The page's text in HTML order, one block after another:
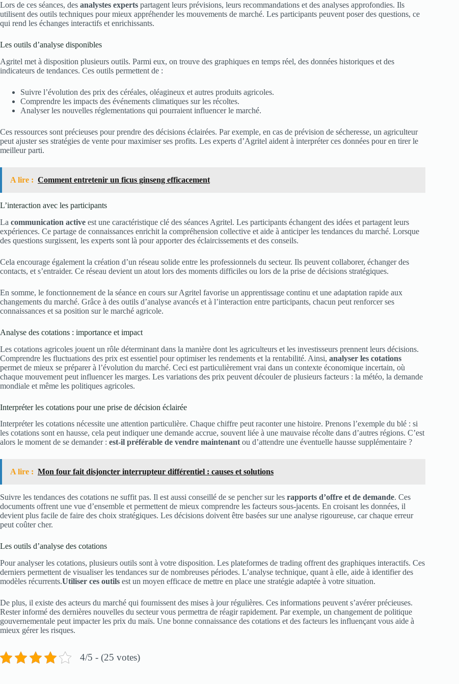
Lors de ces séances, des analystes experts partagent leurs prévisions, leurs recommandations et des analyses approfondies. Ils
utilisent des outils techniques pour mieux appréhender les mouvements de marché. Les participants peuvent poser des questions, ce
qui rend les échanges interactifs et enrichissants.
Les outils d’analyse disponibles
Agritel met à disposition plusieurs outils. Parmi eux, on trouve des graphiques en temps réel, des données historiques et des
indicateurs de tendances. Ces outils permettent de :
Suivre l’évolution des prix des céréales, oléagineux et autres produits agricoles.
Comprendre les impacts des événements climatiques sur les récoltes.
Analyser les nouvelles réglementations qui pourraient influencer le marché.
Ces ressources sont précieuses pour prendre des décisions éclairées. Par exemple, en cas de prévision de sécheresse, un agriculteur
peut ajuster ses stratégies de vente pour maximiser ses profits. Les experts d’Agritel aident à interpréter ces données pour en tirer le
meilleur parti.
A lire : Comment entretenir un ficus ginseng efficacement
L’interaction avec les participants
La communication active est une caractéristique clé des séances Agritel. Les participants échangent des idées et partagent leurs
expériences. Ce partage de connaissances enrichit la compréhension collective et aide à anticiper les tendances du marché. Lorsque
des questions surgissent, les experts sont là pour apporter des éclaircissements et des conseils.
Cela encourage également la création d’un réseau solide entre les professionnels du secteur. Ils peuvent collaborer, échanger des
contacts, et s’entraider. Ce réseau devient un atout lors des moments difficiles ou lors de la prise de décisions stratégiques.
En somme, le fonctionnement de la séance en cours sur Agritel favorise un apprentissage continu et une adaptation rapide aux
changements du marché. Grâce à des outils d’analyse avancés et à l’interaction entre participants, chacun peut renforcer ses
connaissances et sa position sur le marché agricole.
Analyse des cotations : importance et impact
Les cotations agricoles jouent un rôle déterminant dans la manière dont les agriculteurs et les investisseurs prennent leurs décisions.
Comprendre les fluctuations des prix est essentiel pour optimiser les rendements et la rentabilité. Ainsi, analyser les cotations
permet de mieux se préparer à l’évolution du marché. Ceci est particulièrement vrai dans un contexte économique incertain, où
chaque mouvement peut influencer les marges. Les variations des prix peuvent découler de plusieurs facteurs : la météo, la demande
mondiale et même les politiques agricoles.
Interpréter les cotations pour une prise de décision éclairée
Interpréter les cotations nécessite une attention particulière. Chaque chiffre peut raconter une histoire. Prenons l’exemple du blé : si
les cotations sont en hausse, cela peut indiquer une demande accrue, souvent liée à une mauvaise récolte dans d’autres régions. C’est
alors le moment de se demander : est-il préférable de vendre maintenant ou d’attendre une éventuelle hausse supplémentaire ?
A lire : Mon four fait disjoncter interrupteur différentiel : causes et solutions
Suivre les tendances des cotations ne suffit pas. Il est aussi conseillé de se pencher sur les rapports d’offre et de demande. Ces
documents offrent une vue d’ensemble et permettent de mieux comprendre les facteurs sous-jacents. En croisant les données, il
devient plus facile de faire des choix stratégiques. Les décisions doivent être basées sur une analyse rigoureuse, car chaque erreur
peut coûter cher.
Les outils d’analyse des cotations
Pour analyser les cotations, plusieurs outils sont à votre disposition. Les plateformes de trading offrent des graphiques interactifs. Ces
derniers permettent de visualiser les tendances sur de nombreuses périodes. L’analyse technique, quant à elle, aide à identifier des
modèles récurrents.Utiliser ces outils est un moyen efficace de mettre en place une stratégie adaptée à votre situation.
De plus, il existe des acteurs du marché qui fournissent des mises à jour régulières. Ces informations peuvent s’avérer précieuses.
Rester informé des dernières nouvelles du secteur vous permettra de réagir rapidement. Par exemple, un changement de politique
gouvernementale peut impacter les prix du maïs. Une bonne connaissance des cotations et des facteurs les influençant vous aide à
mieux gérer les risques.
4/5 - (25 votes)